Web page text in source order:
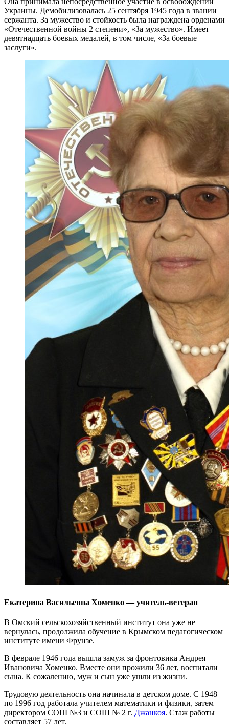
Украины. Демобилизовалась 25 сентября 1945 года в звании
сержанта. За мужество и стойкость была награждена орденами
«Отечественной войны 2 степени», «За мужество». Имеет
девятнадцать боевых медалей, в том числе, «За боевые
заслуги».
Екатерина Васильевна Хоменко — учитель-ветеран
В Омский сельскохозяйственный институт она уже не
вернулась, продолжила обучение в Крымском педагогическом
институте имени Фрунзе.
В феврале 1946 года вышла замуж за фронтовика Андрея
Ивановича Хоменко. Вместе они прожили 36 лет, воспитали
сына. К сожалению, муж и сын уже ушли из жизни.
Трудовую деятельность она начинала в детском доме. С 1948
по 1996 год работала учителем математики и физики, затем
директором СОШ №3 и СОШ № 2 г. Джанкоя. Стаж работы
составляет 57 лет.